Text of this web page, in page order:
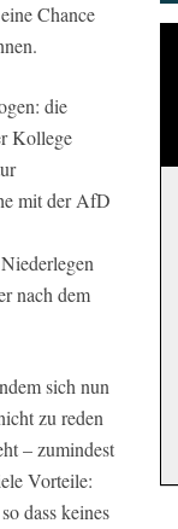
Chance
die
Kollege
mit der AfD
nach dem
sich nun
zu reden
– zumindest
Vorteile:
dass keines